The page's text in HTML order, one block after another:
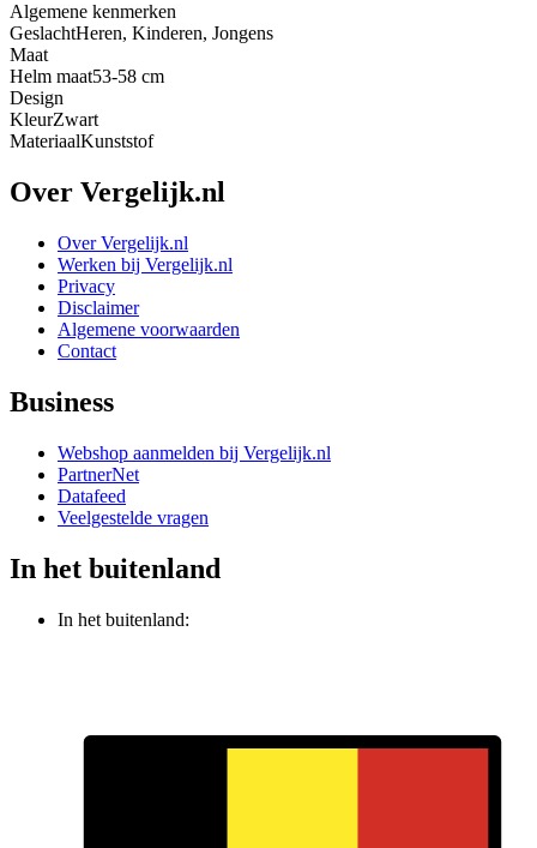
Algemene kenmerken
GeslachtHeren, Kinderen, Jongens
Maat
Helm maat53-58 cm
Design
KleurZwart
MateriaalKunststof
Over Vergelijk.nl
Over Vergelijk.nl
Werken bij Vergelijk.nl
Privacy
Disclaimer
Algemene voorwaarden
Contact
Business
Webshop aanmelden bij Vergelijk.nl
PartnerNet
Datafeed
Veelgestelde vragen
In het buitenland
In het buitenland: